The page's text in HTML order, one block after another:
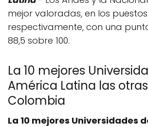
mejor valoradas, en los
respectivamente, con una
88,5 sobre 100.
La 10 mejores
América Latina las
Colombia
La 10 mejores Universidades